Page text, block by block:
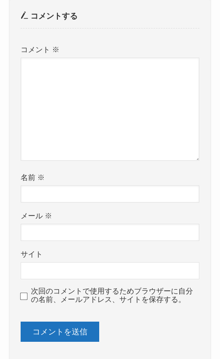
コメントする
コメント ※
名前 ※
メール ※
サイト
次回のコメントで使用するためブラウザーに自分
の名前、メールアドレス、サイトを保存する。